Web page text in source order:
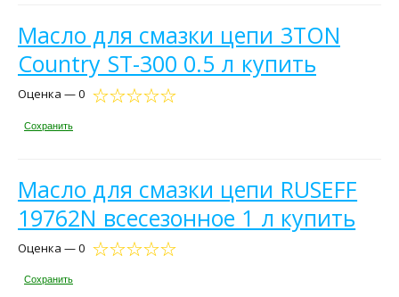
Масло для смазки цепи 3TON
Country ST-300 0.5 л купить
Оценка — 0
Сохранить
Масло для смазки цепи RUSEFF
19762N всесезонное 1 л купить
Оценка — 0
Сохранить